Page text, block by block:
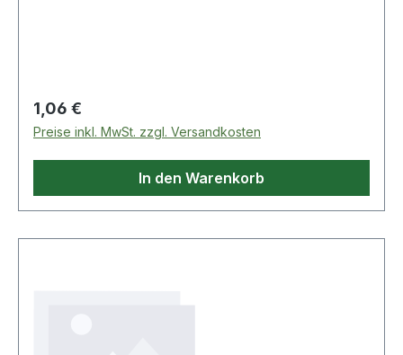
Regulärer Preis:
1,06 €
Preise inkl. MwSt. zzgl. Versandkosten
In den Warenkorb